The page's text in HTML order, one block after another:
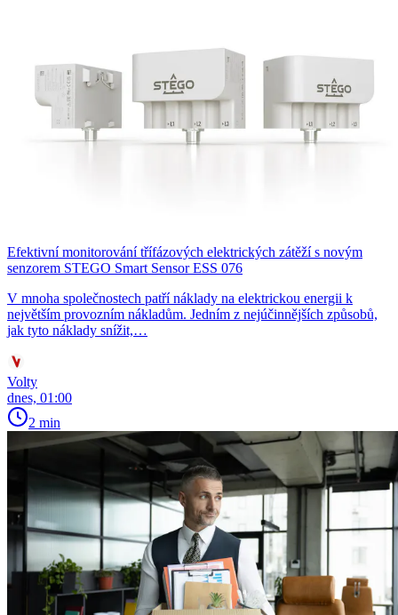
Efektivní monitorování třífázových elektrických zátěží s novým
senzorem STEGO Smart Sensor ESS 076
V mnoha společnostech patří náklady na elektrickou energii k
největším provozním nákladům. Jedním z nejúčinnějších způsobů,
jak tyto náklady snížit,…
Volty
dnes, 01:00
2 min